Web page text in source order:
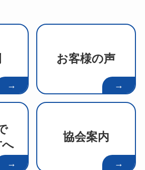
→
お客様の声
→
へ
→
協会案内
→